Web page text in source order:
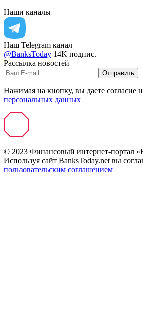
Наши каналы
Наш Telegram канал
@BanksToday 14K подпис.
Рассылка новостей
Отправить
Нажимая на кнопку, вы даете согласие
персональных данных
© 2023 Финансовый интернет-портал
Используя сайт BanksToday.net вы
пользовательским соглашением